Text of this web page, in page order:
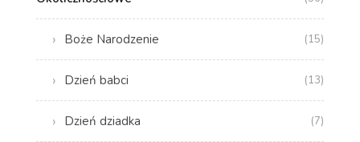
Boże Narodzenie (15)
Dzień babci (13)
Dzień dziadka (7)